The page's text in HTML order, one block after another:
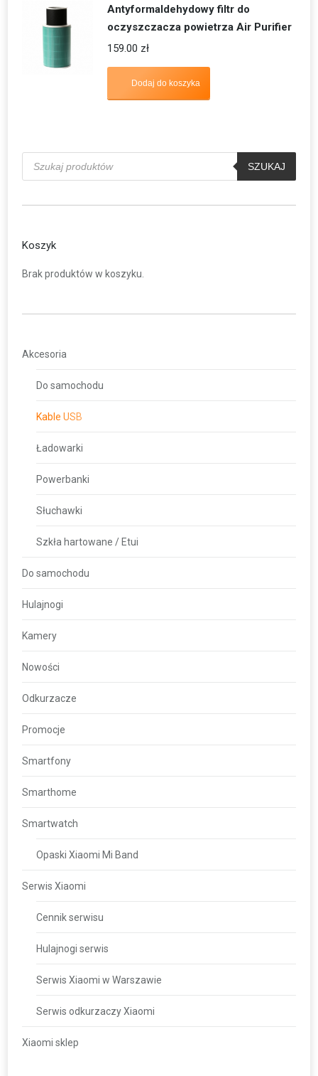
Antyformaldehydowy filtr do
oczyszczacza powietrza Air Purifier
159.00 zł
Dodaj do koszyka
Wyszukiwarka
produktów
SZUKAJ
Koszyk
Brak produktów w koszyku.
Akcesoria
Do samochodu
Kable USB
Ładowarki
Powerbanki
Słuchawki
Szkła hartowane / Etui
Do samochodu
Hulajnogi
Kamery
Nowości
Odkurzacze
Promocje
Smartfony
Smarthome
Smartwatch
Opaski Xiaomi Mi Band
Serwis Xiaomi
Cennik serwisu
Hulajnogi serwis
Serwis Xiaomi w Warszawie
Serwis odkurzaczy Xiaomi
Xiaomi sklep